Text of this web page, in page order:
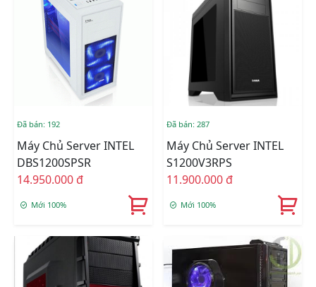
Đã bán: 192
Máy Chủ Server INTEL
DBS1200SPSR
14.950.000 đ
Mới 100%
Đã bán: 287
Máy Chủ Server INTEL
S1200V3RPS
11.900.000 đ
Mới 100%